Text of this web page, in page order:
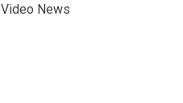
Video News